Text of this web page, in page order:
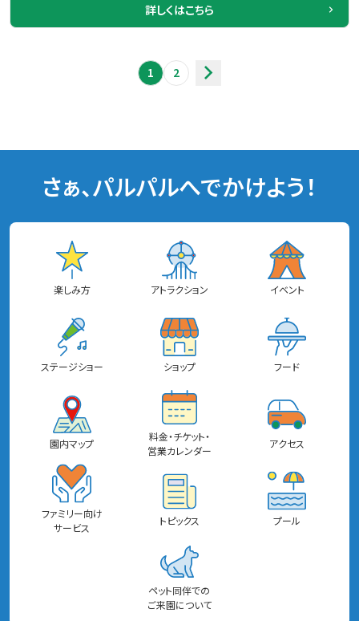
詳しくはこちら
1 2
さぁ、パルパルへでかけよう！
楽しみ方 アトラクション イベント
ステージショー ショップ フード
園内マップ
料金・チケット・
営業カレンダー
アクセス
ファミリー向け
サービス
トピックス プール
ペット同伴での
ご来園について